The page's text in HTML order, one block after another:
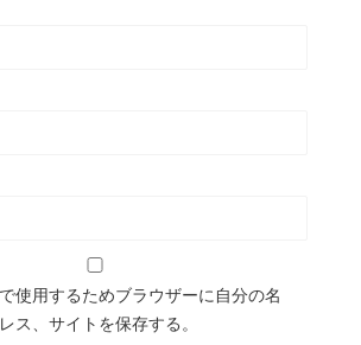
使用するためブラウザーに自分の名
ス、サイトを保存する。